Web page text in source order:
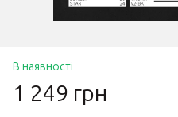
В наявності
1 249 грн